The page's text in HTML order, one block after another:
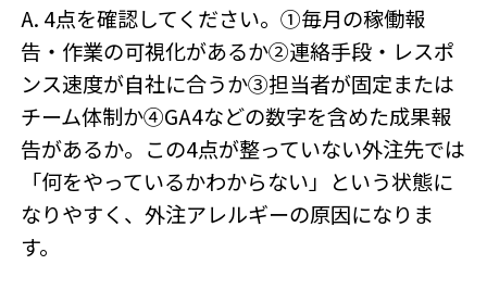
A. 4点を確認してください。①毎月の稼働報
告・作業の可視化があるか②連絡手段・レスポ
ンス速度が自社に合うか③担当者が固定または
チーム体制か④GA4などの数字を含めた成果報
告があるか。この4点が整っていない外注先では
「何をやっているかわからない」という状態に
なりやすく、外注アレルギーの原因になりま
す。